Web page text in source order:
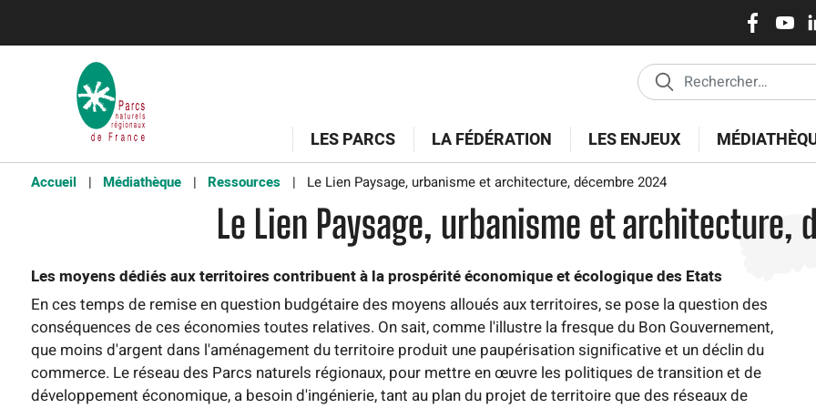
principal
Réseaux
sociaux
LES PARCS LA FÉDÉRATION LES ENJEUX
Accueil Médiathèque Ressources Le Lien Paysage, urbanisme et architecture, décembre 2024
Le Lien Paysage, urbanisme et architecture,
Les moyens dédiés aux territoires contribuent à la prospérité économique et écologique des Etats
En ces temps de remise en question budgétaire des moyens alloués aux territoires, se pose la question des
conséquences de ces économies toutes relatives. On sait, comme l'illustre la fresque du Bon Gouvernement,
que moins d'argent dans l'aménagement du territoire produit une paupérisation significative et un déclin du
commerce. Le réseau des Parcs naturels régionaux, pour mettre en œuvre les politiques de transition et de
développement économique, a besoin d'ingénierie, tant au plan du projet de territoire que des réseaux de